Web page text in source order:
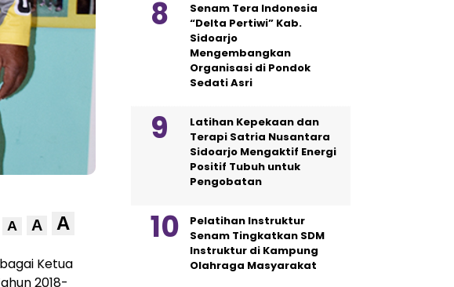
A A A
Ketua
2018-
Senam Tera Indonesia
“Delta Pertiwi” Kab.
Sidoarjo
Mengembangkan
Organisasi di Pondok
Sedati Asri
Latihan Kepekaan dan
Terapi Satria Nusantara
Sidoarjo Mengaktif Energi
Positif Tubuh untuk
Pengobatan
Pelatihan Instruktur
Senam Tingkatkan SDM
Instruktur di Kampung
Olahraga Masyarakat